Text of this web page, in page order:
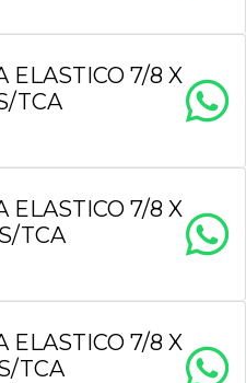
ELASTICO 7/8 X
TCA
ELASTICO 7/8 X
TCA
ELASTICO 7/8 X
TCA